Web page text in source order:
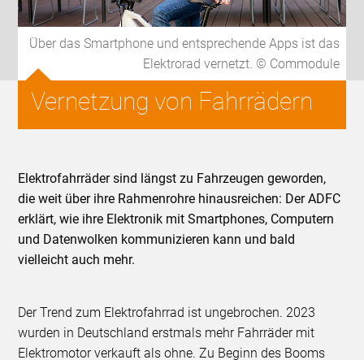
Über das Smartphone und entsprechende Apps ist das
Elektrorad vernetzt. © Commodule
Vernetzung von Fahrrädern
Elektrofahrräder sind längst zu Fahrzeugen geworden,
die weit über ihre Rahmenrohre hinausreichen: Der ADFC
erklärt, wie ihre Elektronik mit Smartphones, Computern
und Datenwolken kommunizieren kann und bald
vielleicht auch mehr.
Der Trend zum Elektrofahrrad ist ungebrochen. 2023
wurden in Deutschland erstmals mehr Fahrräder mit
Elektromotor verkauft als ohne. Zu Beginn des Booms